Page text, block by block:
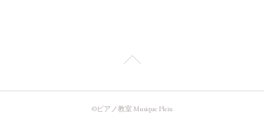
©️ピアノ教室 Musique Plein